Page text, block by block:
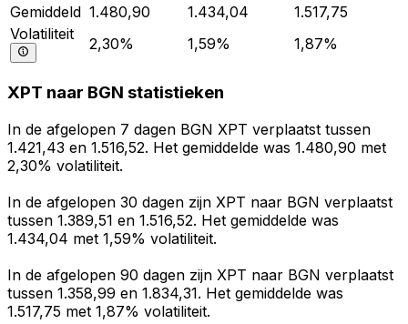
Gemiddeld 1.480,90 1.434,04
1.517,75
Volatiliteit
2,30% 1,59% 1,87%
XPT naar BGN statistieken
In de afgelopen 7 dagen BGN XPT verplaatst tussen
1.421,43 en 1.516,52. Het gemiddelde was 1.480,90 met
2,30% volatiliteit.
In de afgelopen 30 dagen zijn XPT naar BGN verplaatst
tussen 1.389,51 en 1.516,52. Het gemiddelde was
1.434,04 met 1,59% volatiliteit.
In de afgelopen 90 dagen zijn XPT naar BGN verplaatst
tussen 1.358,99 en 1.834,31. Het gemiddelde was
1.517,75 met 1,87% volatiliteit.